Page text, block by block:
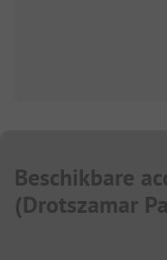
Beschikbare
(Drotszamar